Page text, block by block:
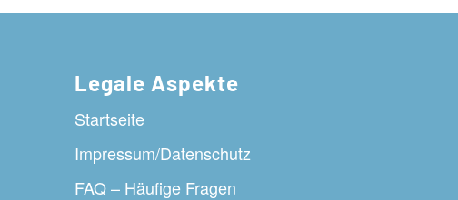
Legale Aspekte
Startseite
Impressum/Datenschutz
FAQ – Häufige Fragen